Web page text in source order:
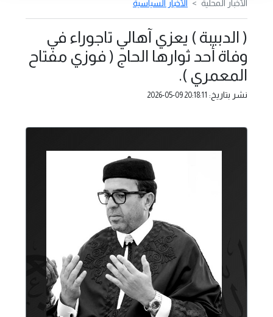
الأخبار المحلية الأخبار السياسية
( الدبيبة ) يعزي آهالي تاجوراء في
وفاة أحد ثوارها الحاج ( فوزي مفتاح
المعمري ).
نشر بتاريخ: 2026-05-09 20:18:11